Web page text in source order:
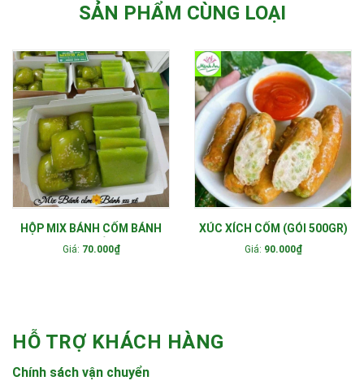
SẢN PHẨM CÙNG LOẠI
HỘP MIX BÁNH CỐM BÁNH
XU XÊ
Giá: 70.000₫
XÚC XÍCH CỐM (GÓI 500GR)
Giá: 90.000₫
HỖ TRỢ KHÁCH HÀNG
Chính sách vận chuyển